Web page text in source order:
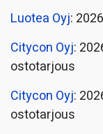
Luotea Oyj:
Citycon Oyj:
ostotarjous
Citycon Oyj:
ostotarjous